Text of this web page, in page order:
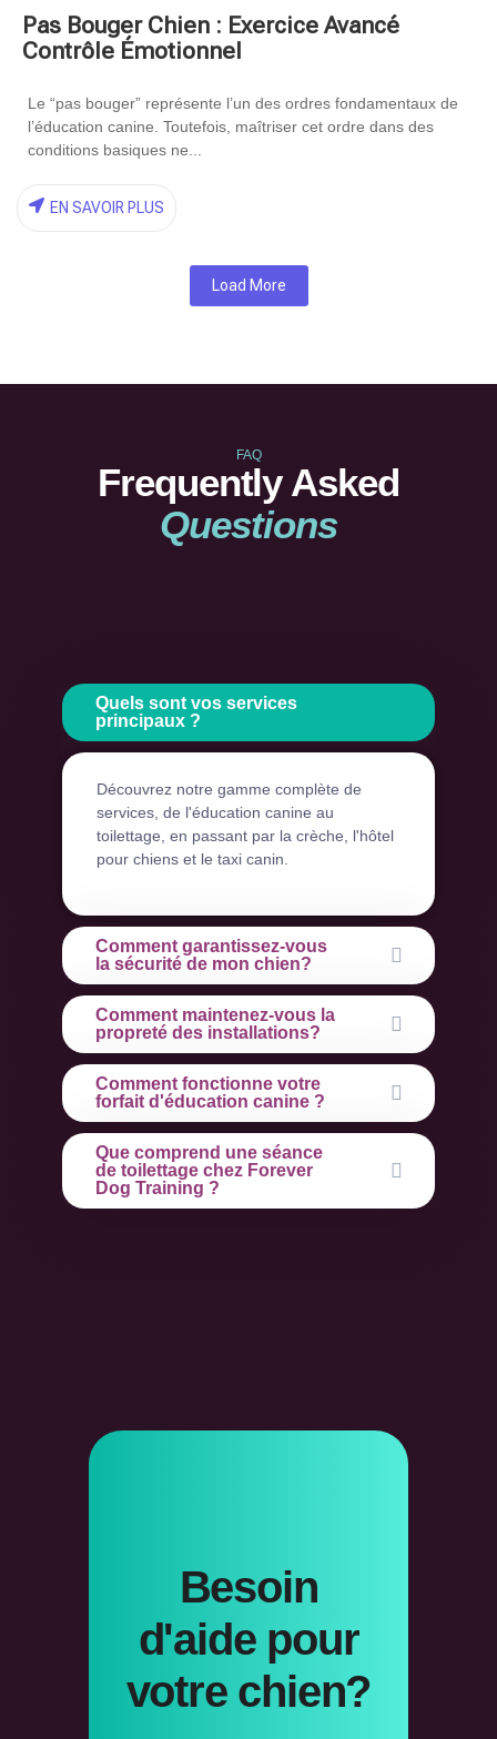
Pas Bouger Chien : Exercice Avancé
Contrôle Émotionnel
Le “pas bouger” représente l’un des ordres fondamentaux de
l’éducation canine. Toutefois, maîtriser cet ordre dans des
conditions basiques ne...
EN SAVOIR PLUS
Load More
FAQ
Frequently Asked
Questions
Quels sont vos services
principaux ?
Découvrez notre gamme complète de
services, de l'éducation canine au
toilettage, en passant par la crèche, l'hôtel
pour chiens et le taxi canin.
Comment garantissez-vous
la sécurité de mon chien?
Comment maintenez-vous la
propreté des installations?
Comment fonctionne votre
forfait d'éducation canine ?
Que comprend une séance
de toilettage chez Forever
Dog Training ?
Besoin
d'aide pour
votre chien?